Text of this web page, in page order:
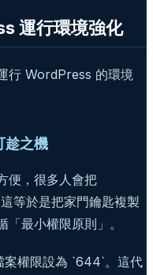
運行環境強化
行 WordPress 的環境
趁之機
便，很多人會把
等於是把家門鑰匙複製
最小權限原則」。
案權限設為 `644`。這代